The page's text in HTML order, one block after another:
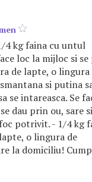
4 kg faina cu untul
loc la mijloc si se
de lapte, o lingura
si putina
se intareasca. Se
dau prin ou, sare si
potrivit. - 1/4 kg
o lingura de
la domiciliu!